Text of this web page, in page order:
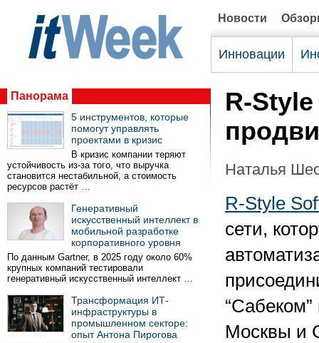
Новости
Инновации
Панорама
5 инструментов, которые
помогут управлять
проектами в кризис
В кризис компании теряют
устойчивость из-за того, что выручка
становится нестабильной, а стоимость
ресурсов растёт …
Генеративный
искусственный интеллект в
мобильной разработке
корпоративного уровня
По данным Gartner, в 2025 году около 60%
крупных компаний тестировали
генеративный искусственный интеллект …
Трансформация ИТ-
инфраструктуры в
промышленном секторе:
опыт Антона Пирогова
R-
Наталья
R-Style
сети,
Москвы и